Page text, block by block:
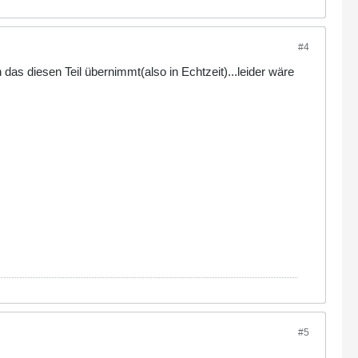
#4
diesen Teil übernimmt(also in Echtzeit)...leider wäre
#5